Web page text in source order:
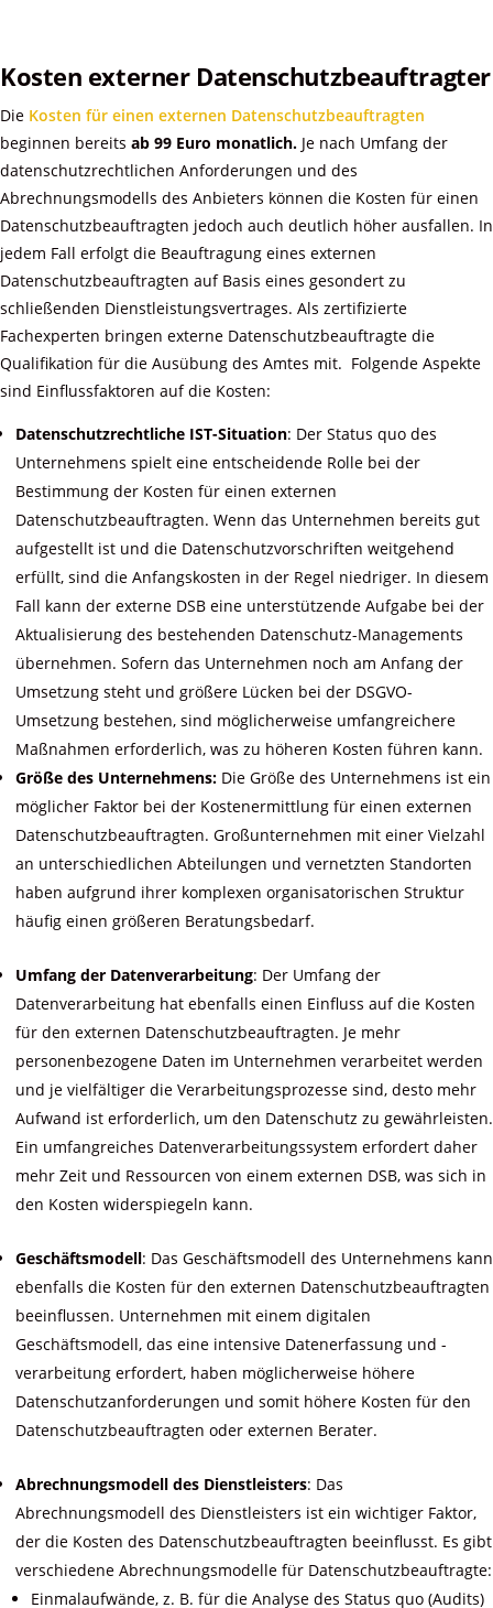
Kosten externer Datenschutzbeauftragter
Die Kosten für einen externen Datenschutzbeauftragten
beginnen bereits ab 99 Euro monatlich. Je nach Umfang der
datenschutzrechtlichen Anforderungen und des
Abrechnungsmodells des Anbieters können die Kosten für einen
Datenschutzbeauftragten jedoch auch deutlich höher ausfallen. In
jedem Fall erfolgt die Beauftragung eines externen
Datenschutzbeauftragten auf Basis eines gesondert zu
schließenden Dienstleistungsvertrages. Als zertifizierte
Fachexperten bringen externe Datenschutzbeauftragte die
Qualifikation für die Ausübung des Amtes mit. Folgende Aspekte
sind Einflussfaktoren auf die Kosten:
Datenschutzrechtliche IST-Situation: Der Status quo des
Unternehmens spielt eine entscheidende Rolle bei der
Bestimmung der Kosten für einen externen
Datenschutzbeauftragten. Wenn das Unternehmen bereits gut
aufgestellt ist und die Datenschutzvorschriften weitgehend
erfüllt, sind die Anfangskosten in der Regel niedriger. In diesem
Fall kann der externe DSB eine unterstützende Aufgabe bei der
Aktualisierung des bestehenden Datenschutz-Managements
übernehmen. Sofern das Unternehmen noch am Anfang der
Umsetzung steht und größere Lücken bei der DSGVO-
Umsetzung bestehen, sind möglicherweise umfangreichere
Maßnahmen erforderlich, was zu höheren Kosten führen kann.
Größe des Unternehmens: Die Größe des Unternehmens ist ein
möglicher Faktor bei der Kostenermittlung für einen externen
Datenschutzbeauftragten. Großunternehmen mit einer Vielzahl
an unterschiedlichen Abteilungen und vernetzten Standorten
haben aufgrund ihrer komplexen organisatorischen Struktur
häufig einen größeren Beratungsbedarf.
Umfang der Datenverarbeitung: Der Umfang der
Datenverarbeitung hat ebenfalls einen Einfluss auf die Kosten
für den externen Datenschutzbeauftragten. Je mehr
personenbezogene Daten im Unternehmen verarbeitet werden
und je vielfältiger die Verarbeitungsprozesse sind, desto mehr
Aufwand ist erforderlich, um den Datenschutz zu gewährleisten.
Ein umfangreiches Datenverarbeitungssystem erfordert daher
mehr Zeit und Ressourcen von einem externen DSB, was sich in
den Kosten widerspiegeln kann.
Geschäftsmodell: Das Geschäftsmodell des Unternehmens kann
ebenfalls die Kosten für den externen Datenschutzbeauftragten
beeinflussen. Unternehmen mit einem digitalen
Geschäftsmodell, das eine intensive Datenerfassung und -
verarbeitung erfordert, haben möglicherweise höhere
Datenschutzanforderungen und somit höhere Kosten für den
Datenschutzbeauftragten oder externen Berater.
Abrechnungsmodell des Dienstleisters: Das
Abrechnungsmodell des Dienstleisters ist ein wichtiger Faktor,
der die Kosten des Datenschutzbeauftragten beeinflusst. Es gibt
verschiedene Abrechnungsmodelle für Datenschutzbeauftragte:
Einmalaufwände, z. B. für die Analyse des Status quo (Audits)